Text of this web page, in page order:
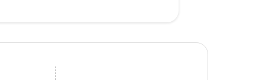
ค้นหาข้อเสนอ
ค้นหาข้อเสนอ
disclaimer. ค้นหาข้อเสนอ
disclaimer. ค้นหาข้อเสนอ
offers-disclaimer. ค้นหาข้อเสนอ
view-offers-disclaimer. ค้นหาข้อเสนอ
cmp-view-offers-disclaimer. ค้นหาข้อเสนอ
cmp-view-offers-disclaimer. ค้นหาข้อเสนอ
ATH–TJQ: cmp-view-offers-disclaimer. ค้นหาข้อเสนอ
ATH–TJQ: cmp-view-offers-disclaimer. ค้นหาข้อเสนอ
ATH–TJQ: cmp-view-offers-disclaimer. ค้นหาข้อเสนอ